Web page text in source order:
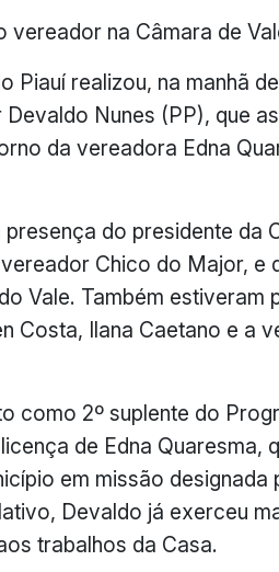
na Câmara de
Piauí realizou, na manhã
Nunes (PP), que
da vereadora Edna
do presidente da
Chico do Major, e
Vale. Também estiveram
Costa, Ilana Caetano e a
como 2º suplente do
de Edna Quaresma,
em missão
Devaldo já exerceu
trabalhos da Casa.